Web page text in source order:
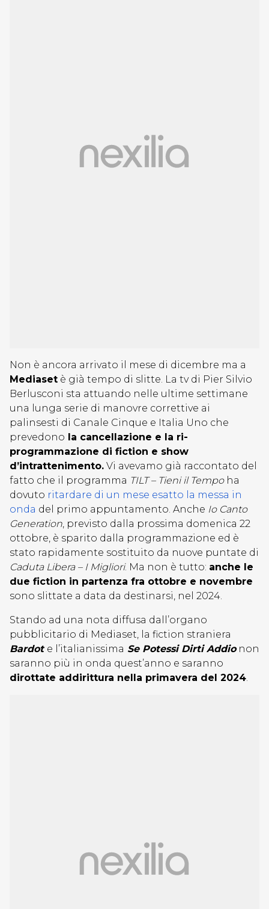
Non è ancora arrivato il mese di dicembre ma a
Mediaset è già tempo di slitte. La tv di Pier Silvio
Berlusconi sta attuando nelle ultime settimane
una lunga serie di manovre correttive ai
palinsesti di Canale Cinque e Italia Uno che
prevedono la cancellazione e la ri-
programmazione di fiction e show
d’intrattenimento. Vi avevamo già raccontato del
fatto che il programma TILT – Tieni il Tempoha
dovuto ritardare di un mese esatto la messa in
onda del primo appuntamento. Anche Io Canto
Generation, previsto dalla prossima domenica 22
ottobre, è sparito dalla programmazione ed è
stato rapidamente sostituito da nuove puntate di
Caduta Libera – I Migliori. Ma non è tutto: anche le
due fiction in partenza fra ottobre e novembre
sono slittate a data da destinarsi, nel 2024.
Stando ad una nota diffusa dall’organo
pubblicitario di Mediaset, la fiction straniera
Bardot e l’italianissima Se Potessi Dirti Addionon
saranno più in onda quest’anno e saranno
dirottate addirittura nella primavera del 2024.